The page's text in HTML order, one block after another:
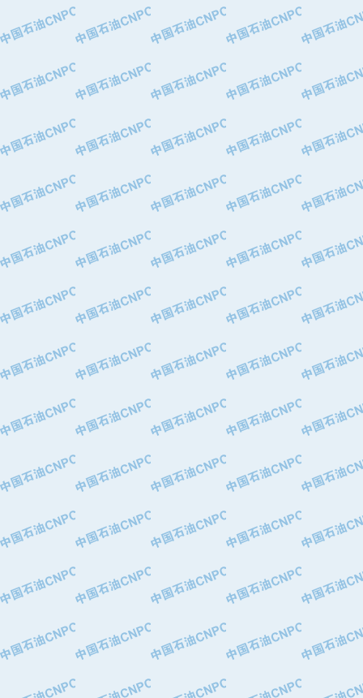
·南阳防爆集团有限公司
·乳山市力久特种电机有限公司
·无锡西姆莱斯石油专用管制造有限公
·沈阳全密封变压器股份有限公司
·河北华北石油天成实业集团有限公司
·特变电工股份有限公司
·中国石化镇海炼油化工股份有限公司
·重庆川东阀门制造有限公司
·三明高中压阀门有限公司
·宁波永泰塑料机械有限公司宁波高压
·上海人民企业集团有限公司
·西安巨力石油技术有限责任公司
·青岛汉缆股份有限公司
·厦门市榕兴新世纪石油设备制造有限
·大港油田集团中成机械制造有限公司
·承德司达石油装备开发公司
·四川明星电缆有限公司
·中国石油大庆石油化工总厂
·中国石油化工股份有限公司催化剂长
·北京长空工业有限公司
·北京中旭阳光石油天然气科技有限公
·托肯恒山科技（广州）有限公司
·北京德泰联华科技发展有限公司
·美钻石油钻采系统（上海）有限公司
·陕西爱瑞德控制工程有限公司
·成都皖东仪表电缆成套系统有限公司
·成都中寰机电设备有限公司
·河北保定天威集团特变电气有限公司
·中国石油辽阳石油化纤公司